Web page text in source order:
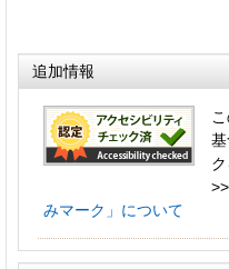
追加情報
>>
みマーク」について